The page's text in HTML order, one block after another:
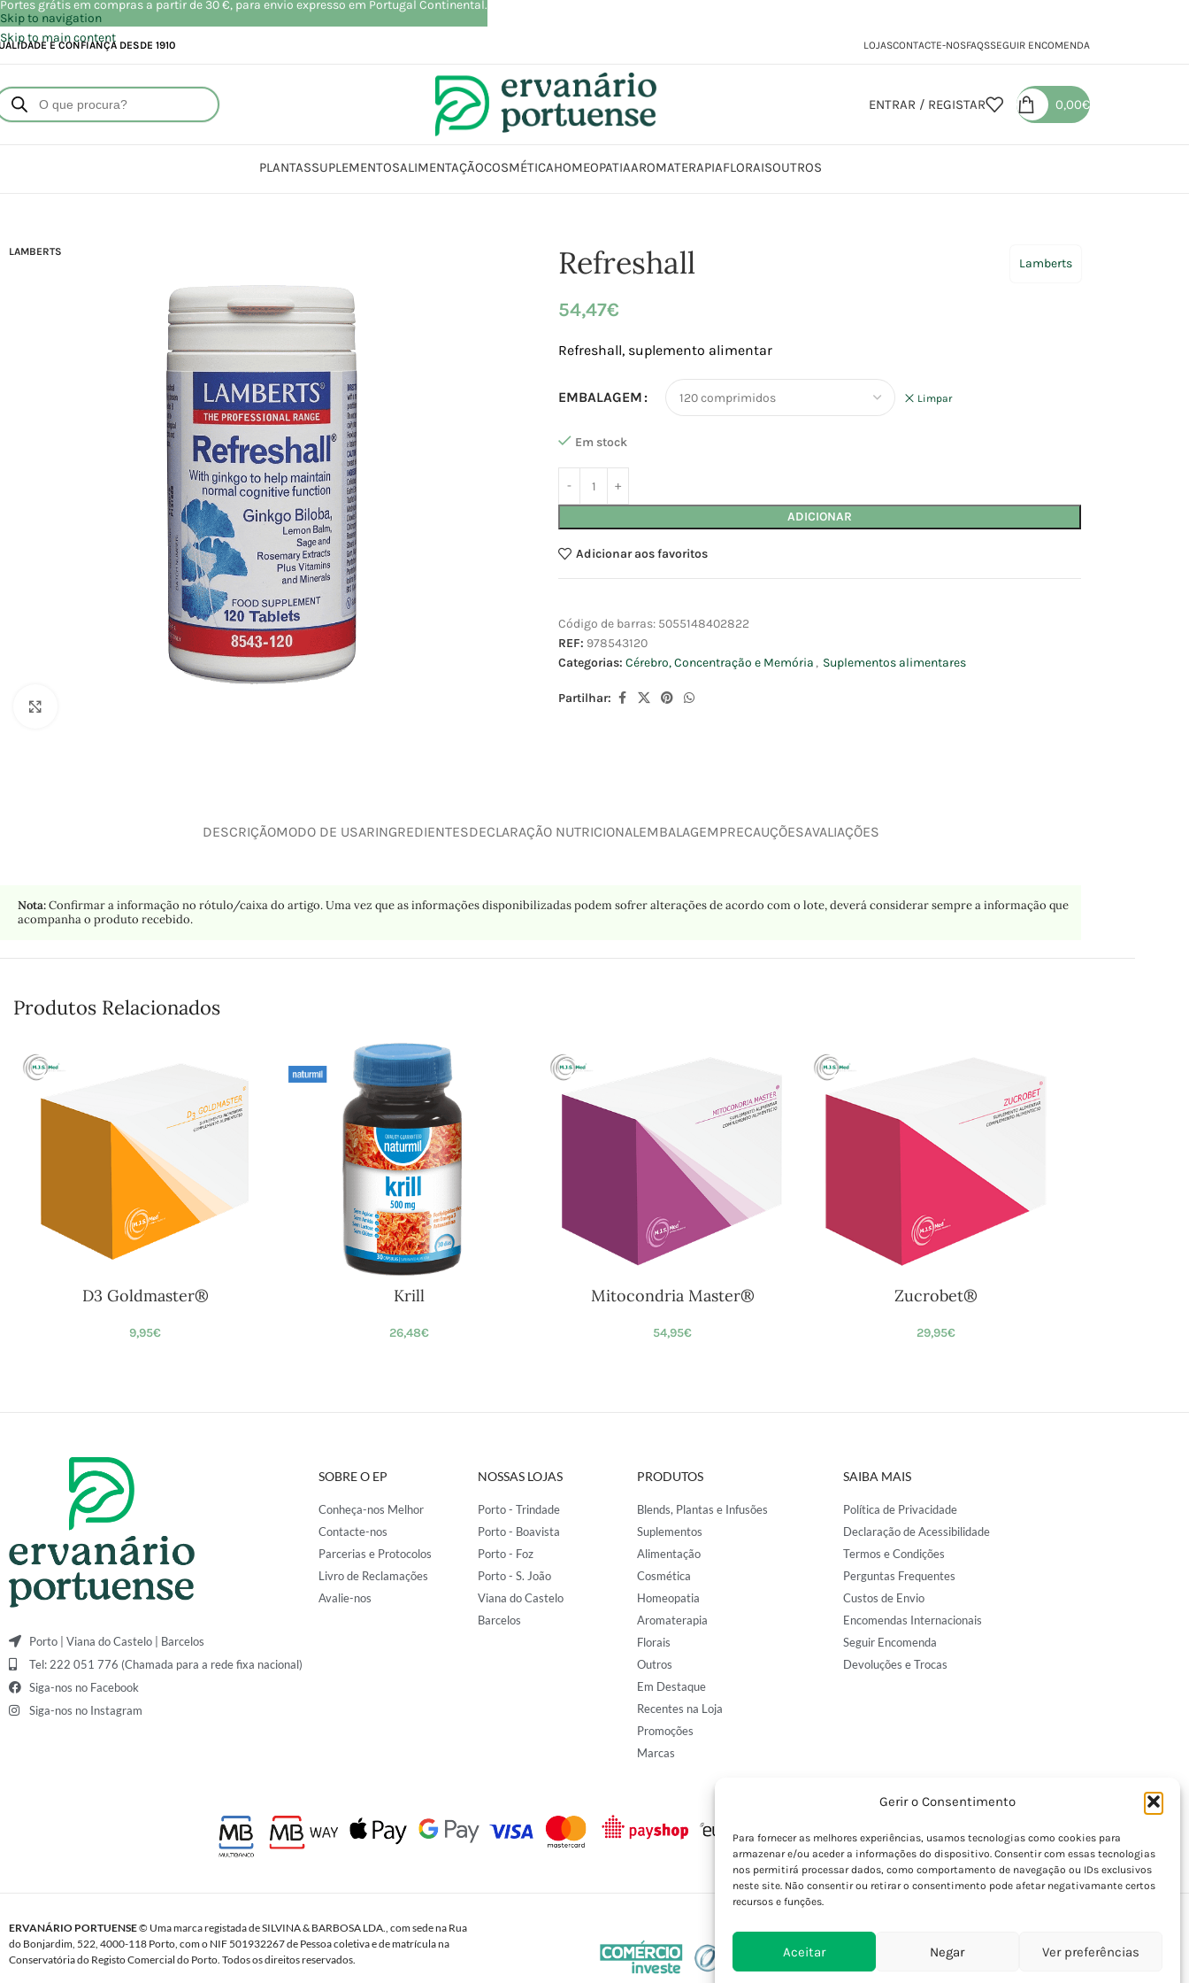
Gerir o Consentimento
Para fornecer as melhores experiências, usamos tecnologias como cookies para
armazenar e/ou aceder a informações do dispositivo. Consentir com essas tecnologias
nos permitirá processar dados, como comportamento de navegação ou IDs exclusivos
neste site. Não consentir ou retirar o consentimento pode afetar negativamante certos
recursos e funções.
Aceitar Negar Ver preferências
Skip to navigation
Skip to main content
E CONFIANÇA DESDE 1910 LOJASCONTACTE-NOSFAQSSEGUIR ENCOMENDA
ENTRAR / REGISTAR 0,00€
PLANTASSUPLEMENTOSALIMENTAÇÃOCOSMÉTICAHOMEOPATIAAROMATERAPIAFLORAISOUTROS
LAMBERTS Refreshall Lamberts
54,47€
Refreshall, suplemento alimentar
EMBALAGEM Limpar
Em stock
ADICIONAR
Adicionar aos favoritos
Código de barras: 5055148402822
REF: 978543120
Categorias: Cérebro, Concentração e Memória , Suplementos alimentares
Partilhar:
DESCRIÇÃOMODO DE USARINGREDIENTESDECLARAÇÃO NUTRICIONAL EMBALAGEMPRECAUÇÕESAVALIAÇÕES
Nota:Confirmar a informação no rótulo/caixa do artigo. Uma vez que as informações disponibilizadas podem sofrer alterações de acordo com o lote, deverá considerar sempre a informação que
acompanha o produto recebido.
Produtos Relacionados
D3 Goldmaster®
9,95€
Krill
26,48€
Mitocondria Master®
54,95€
Zucrobet®
29,95€
Porto | Viana do Castelo | Barcelos
Tel: 222 051 776 (Chamada para a rede fixa nacional)
Siga-nos no Facebook
Siga-nos no Instagram
SOBRE O EP
Conheça-nos Melhor
Contacte-nos
Parcerias e Protocolos
Livro de Reclamações
Avalie-nos
NOSSAS LOJAS
Porto - Trindade
Porto - Boavista
Porto - Foz
Porto - S. João
Viana do Castelo
Barcelos
PRODUTOS
Blends, Plantas e Infusões
Suplementos
Alimentação
Cosmética
Homeopatia
Aromaterapia
Florais
Outros
Em Destaque
Recentes na Loja
Promoções
Marcas
SAIBA MAIS
Política de Privacidade
Declaração de Acessibilidade
Termos e Condições
Perguntas Frequentes
Custos de Envio
Encomendas Internacionais
Seguir Encomenda
Devoluções e Trocas
ERVANÁRIO PORTUENSE© Uma marca registada de SILVINA & BARBOSA LDA., com sede na Rua
do Bonjardim, 522, 4000-118 Porto, com o NIF 501932267 de Pessoa coletiva e de matrícula na
Conservatória do Registo Comercial do Porto. Todos os direitos reservados.
Portes grátis em compras a partir de 30 €, para envio expresso em Portugal Continental.